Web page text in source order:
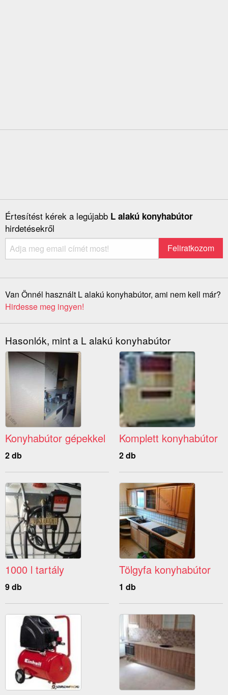
Értesítést kérek a legújabb L alakú konyhabútor
hirdetésekről
Van Önnél használt L alakú konyhabútor, ami nem kell már?
Hirdesse meg ingyen!
Hasonlók, mint a L alakú konyhabútor
Konyhabútor gépekkel
2 db
Komplett konyhabútor
2 db
1000 l tartály
9 db
Tölgyfa konyhabútor
1 db